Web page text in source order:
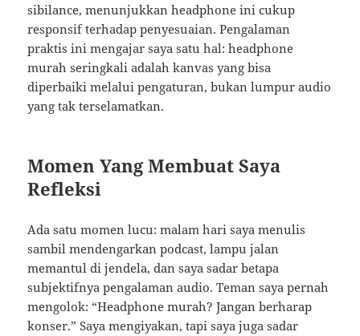
sibilance, menunjukkan headphone ini cukup
responsif terhadap penyesuaian. Pengalaman
praktis ini mengajar saya satu hal: headphone
murah seringkali adalah kanvas yang bisa
diperbaiki melalui pengaturan, bukan lumpur audio
yang tak terselamatkan.
Momen Yang Membuat Saya
Refleksi
Ada satu momen lucu: malam hari saya menulis
sambil mendengarkan podcast, lampu jalan
memantul di jendela, dan saya sadar betapa
subjektifnya pengalaman audio. Teman saya pernah
mengolok: “Headphone murah? Jangan berharap
konser.” Saya mengiyakan, tapi saya juga sadar